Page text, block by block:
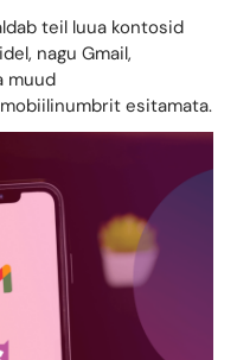
teil luua kontosid
nagu Gmail,
muud
esitamata.